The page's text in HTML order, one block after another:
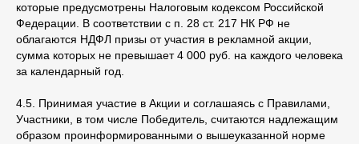
которые предусмотрены Налоговым кодексом Российской
Федерации. В соответствии с п. 28 ст. 217 НК РФ не
облагаются НДФЛ призы от участия в рекламной акции,
сумма которых не превышает 4 000 руб. на каждого человека
за календарный год.
4.5. Принимая участие в Акции и соглашаясь с Правилами,
Участники, в том числе Победитель, считаются надлежащим
образом проинформированными о вышеуказанной норме